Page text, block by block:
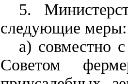
5.
следующие меры:
а) совместно
Советом